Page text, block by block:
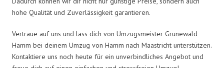
hohe Qualität und Zuverlässigkeit garantieren.
Vertraue auf uns und lass dich von Umzugsmeister Grunewald
Hamm bei deinem Umzug von Hamm nach Maastricht unterstützen.
Kontaktiere uns noch heute für ein unverbindliches Angebot und